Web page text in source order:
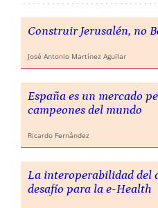
Construir Jerusalén, no
José Antonio Martínez Aguilar
España es un mercado
campeones del mundo
Ricardo Fernández
La interoperabilidad del
desafío para la e-Health